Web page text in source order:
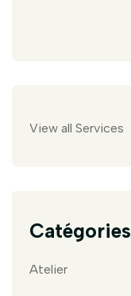
View all Services
Catégories
Atelier